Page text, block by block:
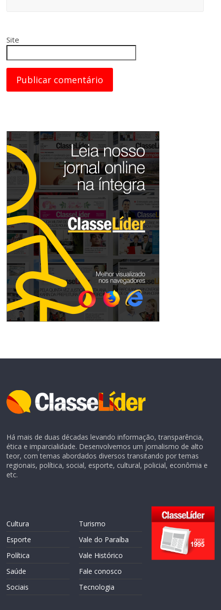
Site
Há mais de duas décadas levando informação, transparência,
ética e imparcialidade. Desenvolvemos um jornalismo de alto
teor, com temas abordados diversos transitando por temas
regionais, política, social, esporte, cultural, policial, econômia e
etc.
Cultura
Esporte
Política
Saúde
Sociais
Turismo
Vale do Paraíba
Vale Histórico
Fale conosco
Tecnologia